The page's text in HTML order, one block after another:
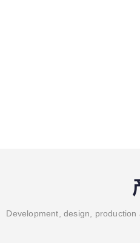
Development, design,